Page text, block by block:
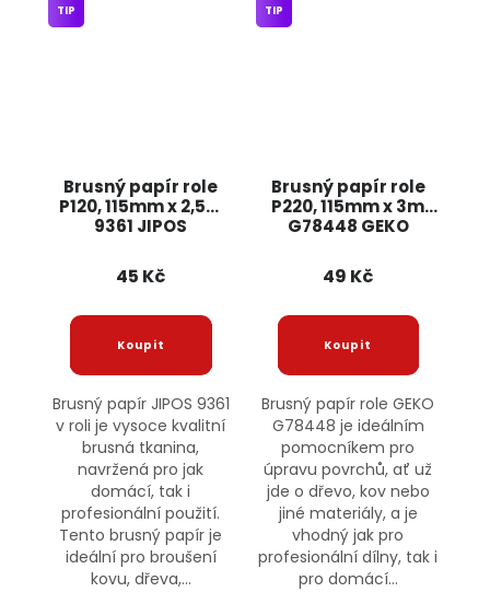
Brusný papír role
P120, 115mm x 2,5m
9361 JIPOS
TIP
45 Kč
Brusný papír JIPOS 9361
v roli je vysoce kvalitní
brusná tkanina,
navržená pro jak
domácí, tak i
profesionální použití.
Tento brusný papír je
ideální pro broušení
kovu, dřeva,...
Brusný papír role
P220, 115mm x 3m
G78448 GEKO
TIP
49 Kč
Brusný papír role GEKO
G78448 je ideálním
pomocníkem pro
úpravu povrchů, ať už
jde o dřevo, kov nebo
jiné materiály, a je
vhodný jak pro
profesionální dílny, tak i
pro domácí...